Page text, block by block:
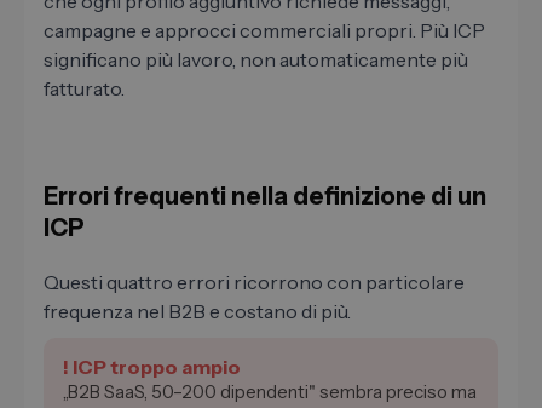
campagne e approcci commerciali propri. Più ICP
significano più lavoro, non automaticamente più
fatturato.
Errori frequenti nella definizione di un
ICP
Questi quattro errori ricorrono con particolare
frequenza nel B2B e costano di più.
! ICP troppo ampio
„B2B SaaS, 50–200 dipendenti" sembra preciso ma